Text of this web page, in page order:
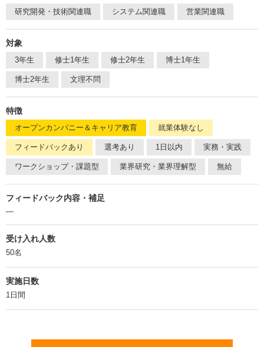
研究開発・技術関連職 システム関連職 営業関連職
対象
3年生 修士1年生 修士2年生 博士1年生
博士2年生 文理不問
特徴
オープンカンパニー＆キャリア教育 就業体験なし
フィードバックあり 選考あり 1日以内 実務・実践
ワークショップ・課題型 業界研究・業界理解型 無給
フィードバック内容・補足
―
受け入れ人数
50名
実施日数
1日間